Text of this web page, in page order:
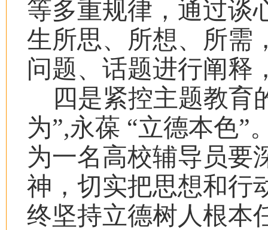
等多重规律，通过谈
生所思、所想、所需
问题、话题进行阐释
四是紧控主题教育
为”,永葆 “立德本色”
为一名高校辅导员要
神，切实把思想和行
终坚持立德树人根本